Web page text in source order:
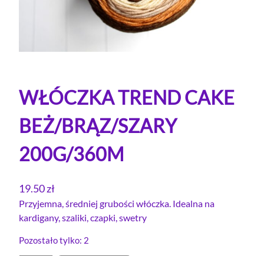
WŁÓCZKA TREND CAKE
BEŻ/BRĄZ/SZARY
200G/360M
19.50zł
Przyjemna, średniej grubości włóczka. Idealna na
kardigany, szaliki, czapki, swetry
Pozostało tylko: 2